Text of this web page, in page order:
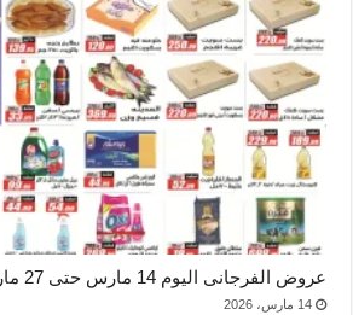
عروض الفرجانى اليوم 14 مارس حتى 27 مارس 2026 عيد الفطر
14 مارس، 2026